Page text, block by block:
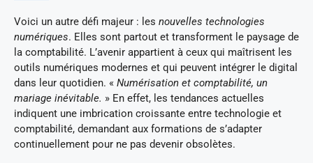
Voici un autre défi majeur : les nouvelles technologies
numériques. Elles sont partout et transforment le paysage de
la comptabilité. L’avenir appartient à ceux qui maîtrisent les
outils numériques modernes et qui peuvent intégrer le digital
dans leur quotidien. « Numérisation et comptabilité, un
mariage inévitable. » En effet, les tendances actuelles
indiquent une imbrication croissante entre technologie et
comptabilité, demandant aux formations de s’adapter
continuellement pour ne pas devenir obsolètes.